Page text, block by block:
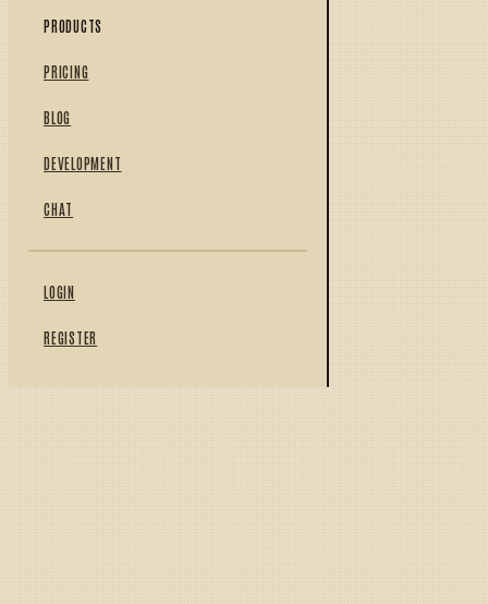
PRODUCTS
PRICING
BLOG
DEVELOPMENT
CHAT
LOGIN
REGISTER